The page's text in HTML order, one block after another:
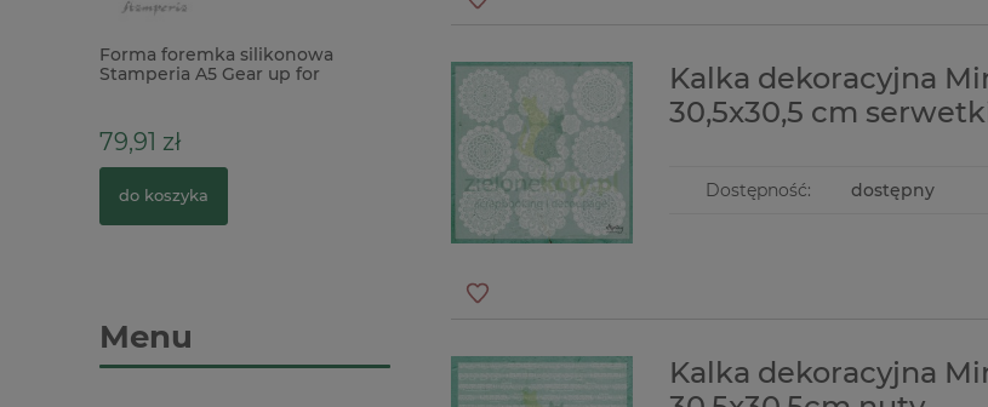
Forma foremka silikonowa
Stamperia A5 Gear up for
79,91 zł
do koszyka
Light Essentials Glue & Residue
15,00 zł
do koszyka
Lemoncraft Greenery dodatki do
wycinania ślub komunia
Cena regularna: 17,50 zł
Menu
Kalka dekoracyjna
30,5x30,5 cm
Dostępność: dostępny
Kalka dekoracyjna